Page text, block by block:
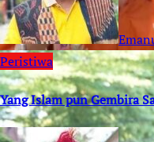
Peristiwa
Yang Islam pun Gembira